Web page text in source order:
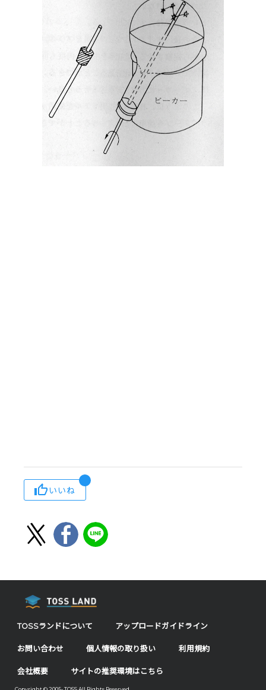
いいね
TOSSランドについて アップロードガイドライン
お問い合わせ 個人情報の取り扱い 利用規約
会社概要 サイトの推奨環境はこちら